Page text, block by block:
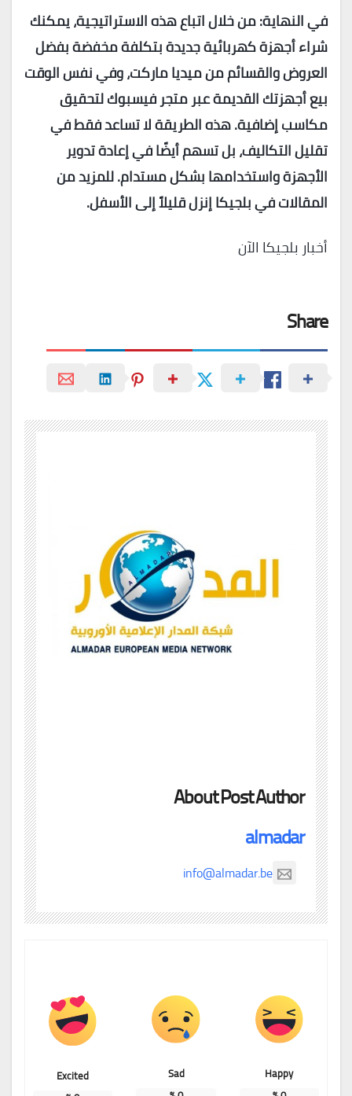
في النهاية: من خلال اتباع هذه الاستراتيجية، يمكنك
شراء أجهزة كهربائية جديدة بتكلفة مخفضة بفضل
العروض والقسائم من ميديا ماركت، وفي نفس الوقت
بيع أجهزتك القديمة عبر متجر فيسبوك لتحقيق
مكاسب إضافية. هذه الطريقة لا تساعد فقط في
تقليل التكاليف، بل تسهم أيضًا في إعادة تدوير
الأجهزة واستخدامها بشكل مستدام. للمزيد من
المقالات في بلجيكا إنزل قليلاً إلى الأسفل.
أخبار بلجيكا الآن
Share
About Post Author
almadar
info@almadar.be
Happy
Sad
Excited